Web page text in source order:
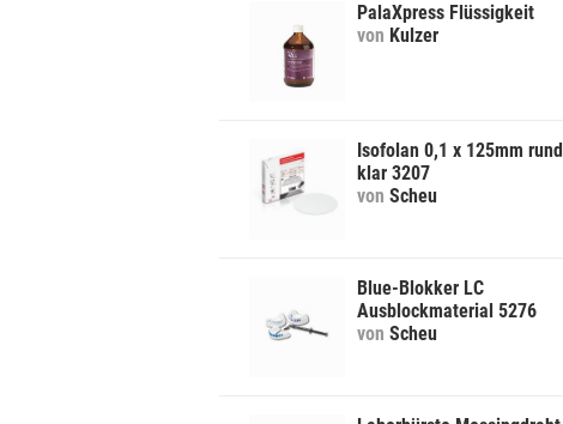
PalaXpress Flüssigkeit
von Kulzer
Isofolan 0,1 x 125mm rund
klar 3207
von Scheu
Blue-Blokker LC
Ausblockmaterial 5276
von Scheu